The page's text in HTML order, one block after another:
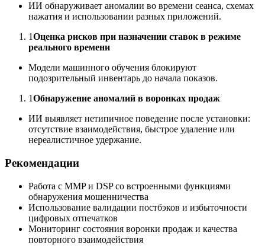
ИИ обнаруживает аномалии во времени сеанса, схемах
нажатия и использовании разных приложений.
1Оценка рисков при назначении ставок в режиме
реального времени
Модели машинного обучения блокируют
подозрительный инвентарь до начала показов.
1Обнаружение аномалий в воронках продаж
ИИ выявляет нетипичное поведение после установки:
отсутствие взаимодействия, быстрое удаление или
нереалистичное удержание.
Рекомендации
Работа с MMP и DSP со встроенными функциями
обнаружения мошенничества
Использование валидации постбэков и избыточности
цифровых отпечатков
Мониторинг состояния воронки продаж и качества
повторного взаимодействия